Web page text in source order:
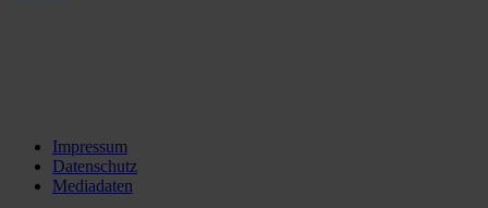
Impressum
Datenschutz
Mediadaten